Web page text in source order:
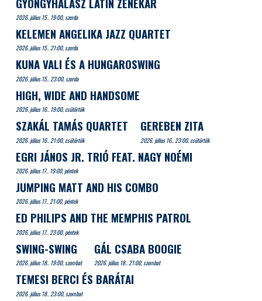
2026. július 15.. 19:00, szerda
KELEMEN ANGELIKA JAZZ QUARTET
2026. július 15.. 21:00, szerda
KUNA VALI ÉS A HUNGAROSWING
2026. július 15.. 23:00, szerda
HIGH, WIDE AND HANDSOME
2026. július 16.. 19:00, csütörtök
SZAKÁL TAMÁS QUARTET
2026. július 16.. 21:00, csütörtök
GEREBEN ZITA
2026. július 16.. 23:00, csütörtök
EGRI JÁNOS JR. TRIÓ FEAT. NAGY NOÉMI
2026. július 17.. 19:00, péntek
JUMPING MATT AND HIS COMBO
2026. július 17.. 21:00, péntek
ED PHILIPS AND THE MEMPHIS PATROL
2026. július 17.. 23:00, péntek
SWING-SWING
2026. július 18.. 19:00, szombat
GÁL CSABA BOOGIE
2026. július 18.. 21:00, szombat
TEMESI BERCI ÉS BARÁTAI
2026. július 18.. 23:00, szombat